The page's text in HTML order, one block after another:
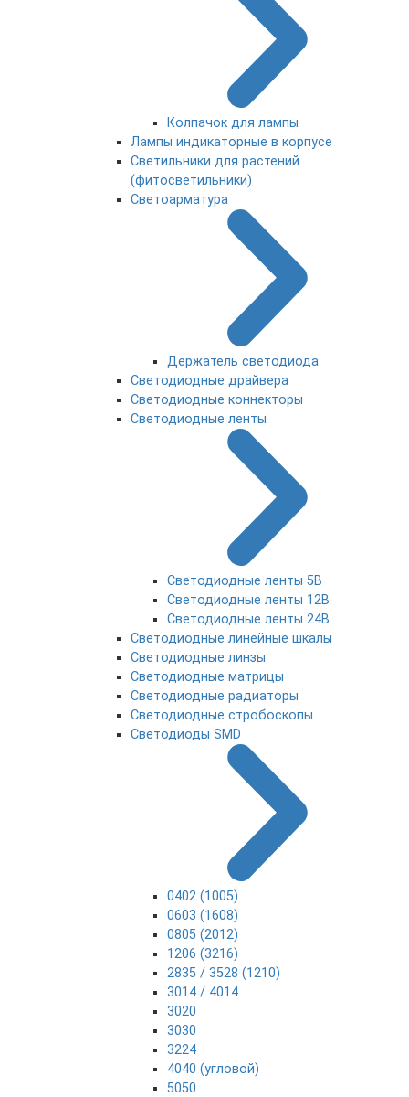
Колпачок для лампы
Лампы индикаторные в корпусе
Светильники для растений
(фитосветильники)
Светоарматура
Держатель светодиода
Светодиодные драйвера
Светодиодные коннекторы
Светодиодные ленты
Светодиодные ленты 5В
Светодиодные ленты 12В
Светодиодные ленты 24В
Светодиодные линейные шкалы
Светодиодные линзы
Светодиодные матрицы
Светодиодные радиаторы
Светодиодные стробоскопы
Светодиоды SMD
0402 (1005)
0603 (1608)
0805 (2012)
1206 (3216)
2835 / 3528 (1210)
3014 / 4014
3020
3030
3224
4040 (угловой)
5050